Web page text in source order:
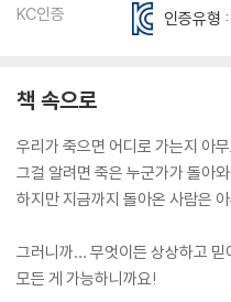
KC인증
인증유형
책 속으로
우리가 죽으면 어디로 가는지 아
그걸 알려면 죽은 누군가가 돌아
하지만 지금까지 돌아온 사람은 아
그러니까… 무엇이든 상상하고 믿
모든 게 가능하니까요!